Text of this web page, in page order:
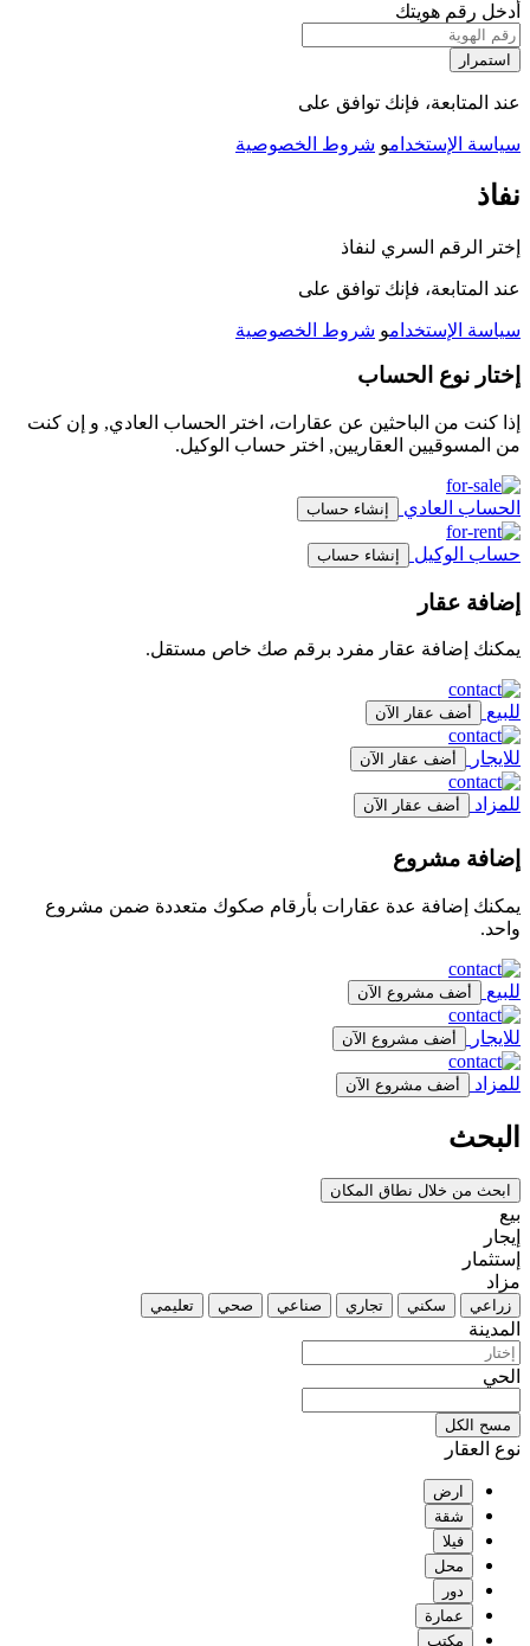
أدخل رقم هويتك
استمرار
عند المتابعة، فإنك توافق على
سياسة الإستخدامو شروط الخصوصية
نفاذ
إختر الرقم السري لنفاذ
عند المتابعة، فإنك توافق على
سياسة الإستخدامو شروط الخصوصية
إختار نوع الحساب
إذا كنت من الباحثين عن عقارات، اختر الحساب العادي, و إن كنت
من المسوقيين العقاريين, اختر حساب الوكيل.
الحساب العادي إنشاء حساب
حساب الوكيل إنشاء حساب
إضافة عقار
يمكنك إضافة عقار مفرد برقم صك خاص مستقل.
للبيع أضف عقار الآن
للايجار أضف عقار الآن
للمزاد أضف عقار الآن
إضافة مشروع
يمكنك إضافة عدة عقارات بأرقام صكوك متعددة ضمن مشروع
واحد.
للبيع أضف مشروع الآن
للايجار أضف مشروع الآن
للمزاد أضف مشروع الآن
البحث
ابحث من خلال نطاق المكان
بيع
إيجار
إستثمار
مزاد
زراعي سكني تجاري صناعي صحي تعليمي
المدينة
الحي
مسح الكل
نوع العقار
ارض
شقة
فيلا
محل
دور
عمارة
مكتب